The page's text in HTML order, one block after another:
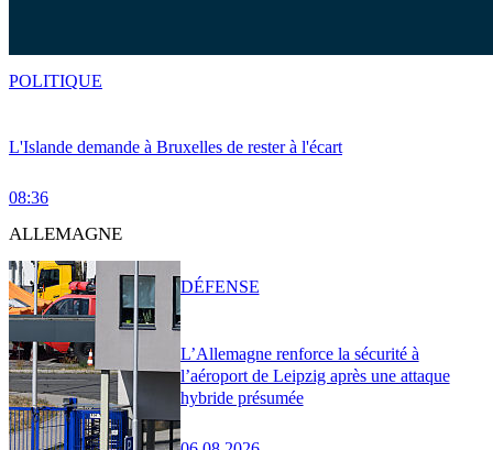
L'Islande demande à Bruxelles de rester à l'écart
08:36
POLITIQUE
ALLEMAGNE
L’Allemagne renforce la sécurité à
l’aéroport de Leipzig après une attaque
hybride présumée
DÉFENSE